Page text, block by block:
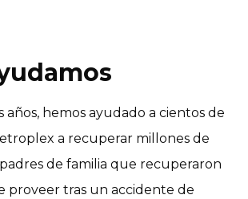
años, hemos ayudado a cientos de
a recuperar millones de
de familia que recuperaron
proveer tras un accidente de